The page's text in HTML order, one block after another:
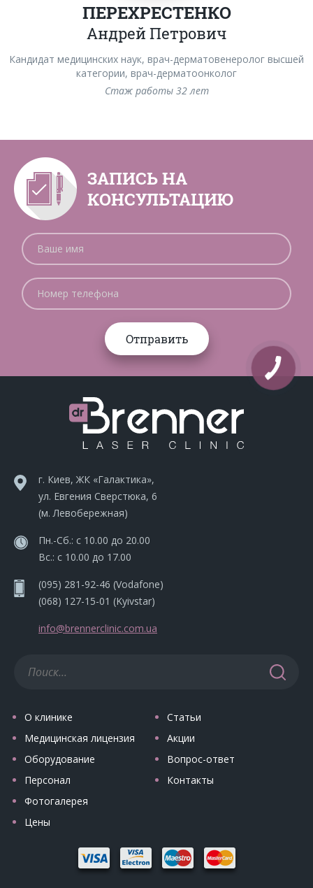
ПЕРЕХРЕСТЕНКО
Андрей Петрович
Кандидат медицинских наук, врач-дерматовенеролог высшей
категории, врач-дерматоонколог
Стаж работы 32 лет
ЗАПИСЬ НА
КОНСУЛЬТАЦИЮ
г. Киев, ЖК «Галактика»,
ул. Евгения Сверстюка, 6
(м. Левобережная)
Пн.-Сб.: с 10.00 до 20.00
Вс.: с 10.00 до 17.00
(095) 281-92-46 (Vodafone)
(068) 127-15-01 (Kyivstar)
info@brennerclinic.com.ua
О клинике
Медицинская лицензия
Оборудование
Персонал
Фотогалерея
Цены
Статьи
Акции
Вопрос-ответ
Контакты